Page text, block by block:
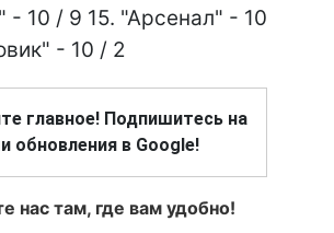
- 10 / 9 15. "Арсенал" - 10
- 10 / 2
главное! Подпишитесь на
обновления в Google!
нас там, где вам удобно!